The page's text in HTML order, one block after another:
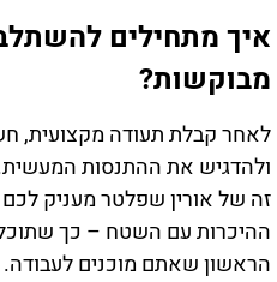
איך מתחילים
מבוקשות?
לאחר קבלת תעודה מקצועית,
ולהדגיש את ההתנסות המעשית.
זה של אורין שפלטר מעניק
ההיכרות עם השטח – כך
הראשון שאתם מוכנים לעבודה.